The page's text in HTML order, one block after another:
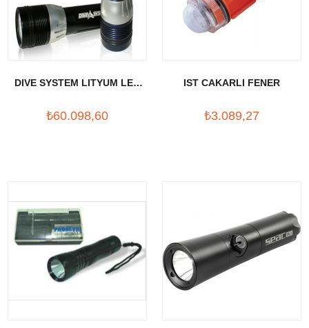
DIVE SYSTEM LITYUM LED
₺60.098,60
IST CAKARLI FENER
₺3.089,27